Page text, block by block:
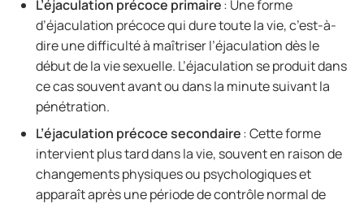
L’éjaculation précoce primaire: Une forme
d’éjaculation précoce qui dure toute la vie, c’est-à-
dire une difficulté à maîtriser l’éjaculation dès le
début de la vie sexuelle. L’éjaculation se produit dans
ce cas souvent avant ou dans la minute suivant la
pénétration.
L’éjaculation précoce secondaire: Cette forme
intervient plus tard dans la vie, souvent en raison de
changements physiques ou psychologiques et
apparaît après une période de contrôle normal de